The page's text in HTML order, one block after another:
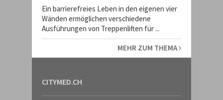
Ein barrierefreies Leben in den eigenen vier
Wänden ermöglichen verschiedene
Ausführungen von Treppenliften für ...
MEHR ZUM THEMA
CITYMED.CH